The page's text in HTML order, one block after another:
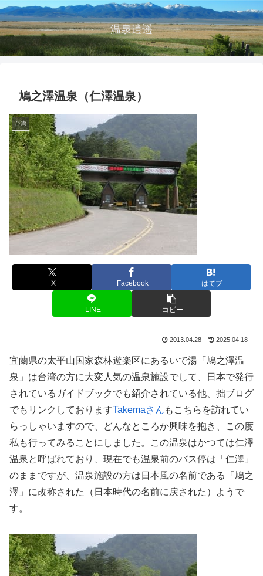
温泉逍遥
鳩之澤温泉（仁澤温泉）
台湾
X Facebook はてブ
LINE コピー
2013.04.28 2025.04.18
宜蘭県の太平山国家森林遊楽区にあるいで湯「鳩之澤温
泉」は台湾の方に大変人気の温泉施設でして、日本で発行
されているガイドブックでも紹介されている他、拙ブログ
でもリンクしておりますTakemaさん もこちらを訪れてい
らっしゃいますので、どんなところか興味を抱き、この度
私も行ってみることにしました。この温泉はかつては仁澤
温泉と呼ばれており、現在でも温泉前のバス停は「仁澤」
のままですが、温泉施設の方は日本風の名前である「鳩之
澤」に改称された（日本時代の名前に戻された）ようで
す。